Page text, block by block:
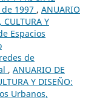
1997 , ANUARIO
CULTURA Y
Espacios
de
, ANUARIO DE
Y DISEÑO:
Urbanos,